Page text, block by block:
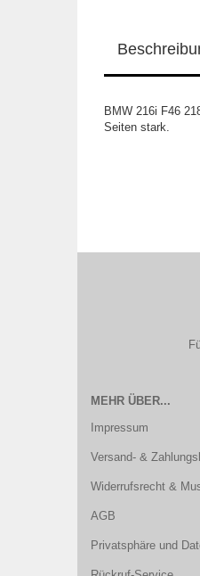
BMW 216i F46
Seiten stark.
MEHR ÜBER...
Impressum
Versand- &
Widerrufsrecht &
AGB
Privatsphäre und